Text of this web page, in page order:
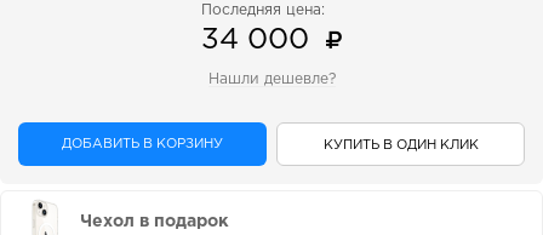
Последняя цена:
34 000
Нашли дешевле?
ДОБАВИТЬ В КОРЗИНУ КУПИТЬ В ОДИН КЛИК
Чехол в подарок